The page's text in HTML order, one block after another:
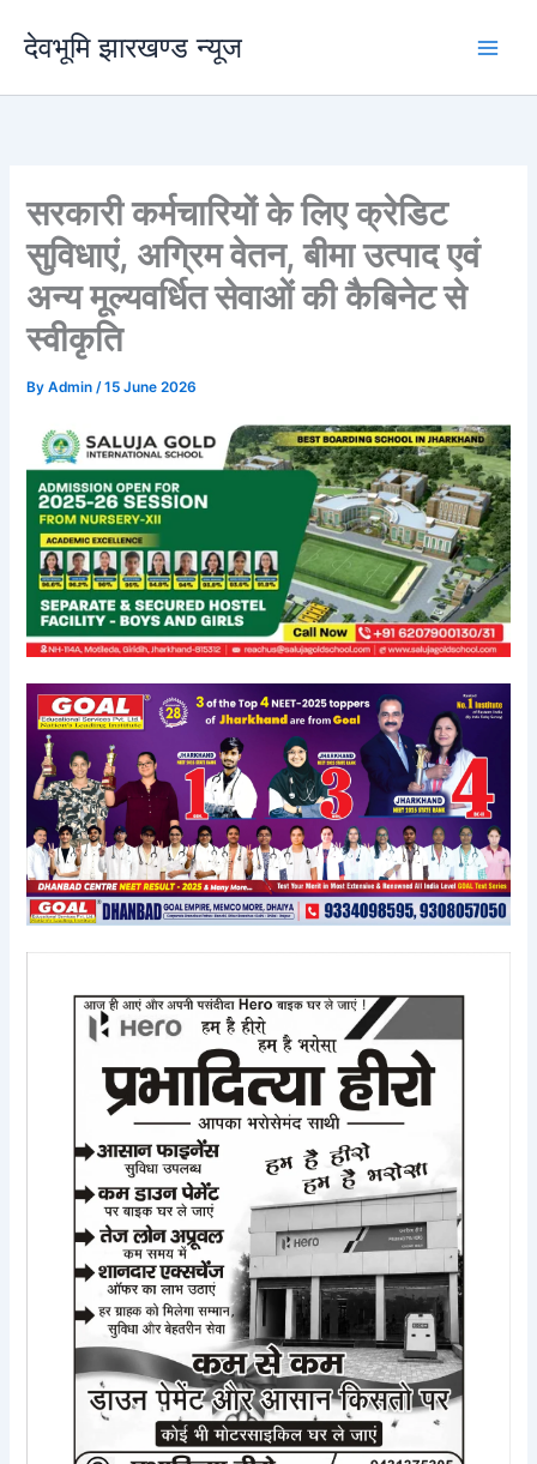
content
देवभूमि झारखण्ड न्यूज
सरकारी कर्मचारियों के लिए क्रेडिट
सुविधाएं, अग्रिम वेतन, बीमा उत्पाद एवं
अन्य मूल्यवर्धित सेवाओं की कैबिनेट से
स्वीकृति
ByAdmin/15 June 2026